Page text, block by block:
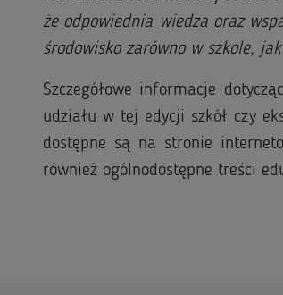
że odpowiednia wiedza oraz
środowisko zarówno w szkole,
Szczegółowe informacje
udziału w tej edycji szkół czy
dostępne są na stronie
również ogólnodostępne treści